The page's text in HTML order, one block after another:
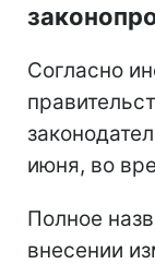
Согласно
июня, во
Полное
внесении